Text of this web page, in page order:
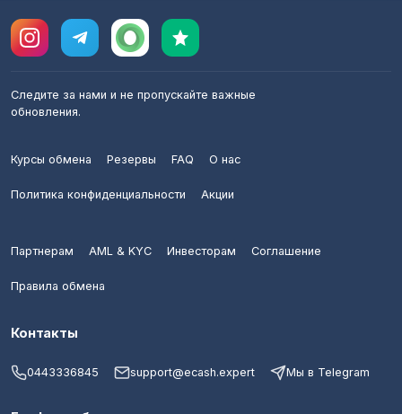
Следите за нами и не пропускайте важные
обновления.
Курсы обмена Резервы FAQ О нас
Политика конфиденциальности Акции
Партнерам AML & KYC Инвесторам Соглашение
Правила обмена
Контакты
0443336845 support@ecash.expert Мы в Telegram